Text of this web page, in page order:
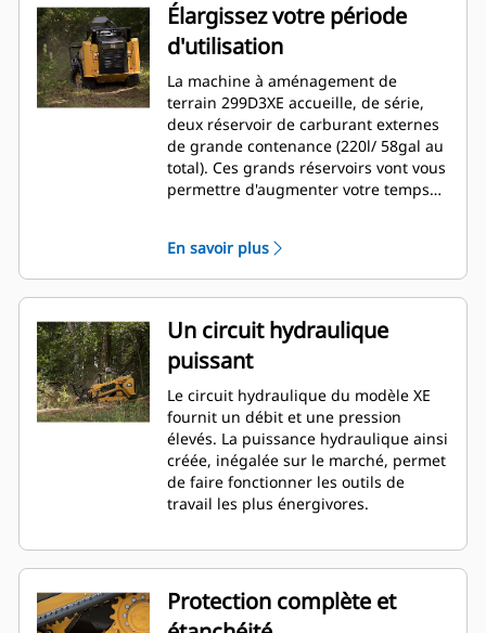
Élargissez votre période
d'utilisation
La machine à aménagement de
terrain 299D3XE accueille, de série,
deux réservoir de carburant externes
de grande contenance (220l/ 58gal au
total). Ces grands réservoirs vont vous
permettre d'augmenter votre temps
En savoir plus
Un circuit hydraulique
puissant
Le circuit hydraulique du modèle XE
fournit un débit et une pression
élevés. La puissance hydraulique ainsi
créée, inégalée sur le marché, permet
de faire fonctionner les outils de
travail les plus énergivores.
Protection complète et